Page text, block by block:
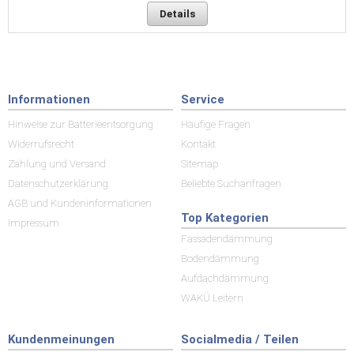
Details
Informationen
Hinweise zur Batterieentsorgung
Widerrufsrecht
Zahlung und Versand
Datenschutzerklärung
AGB und Kundeninformationen
Impressum
Service
Häufige Fragen
Kontakt
Sitemap
Beliebte Suchanfragen
Top Kategorien
Fassadendämmung
Bodendämmung
Aufdachdämmung
WAKÜ Leitern
Kundenmeinungen Socialmedia / Teilen